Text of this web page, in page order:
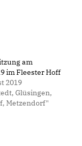
am
im Fleester Hoff
2019
Glüsingen,
Metzendorf"